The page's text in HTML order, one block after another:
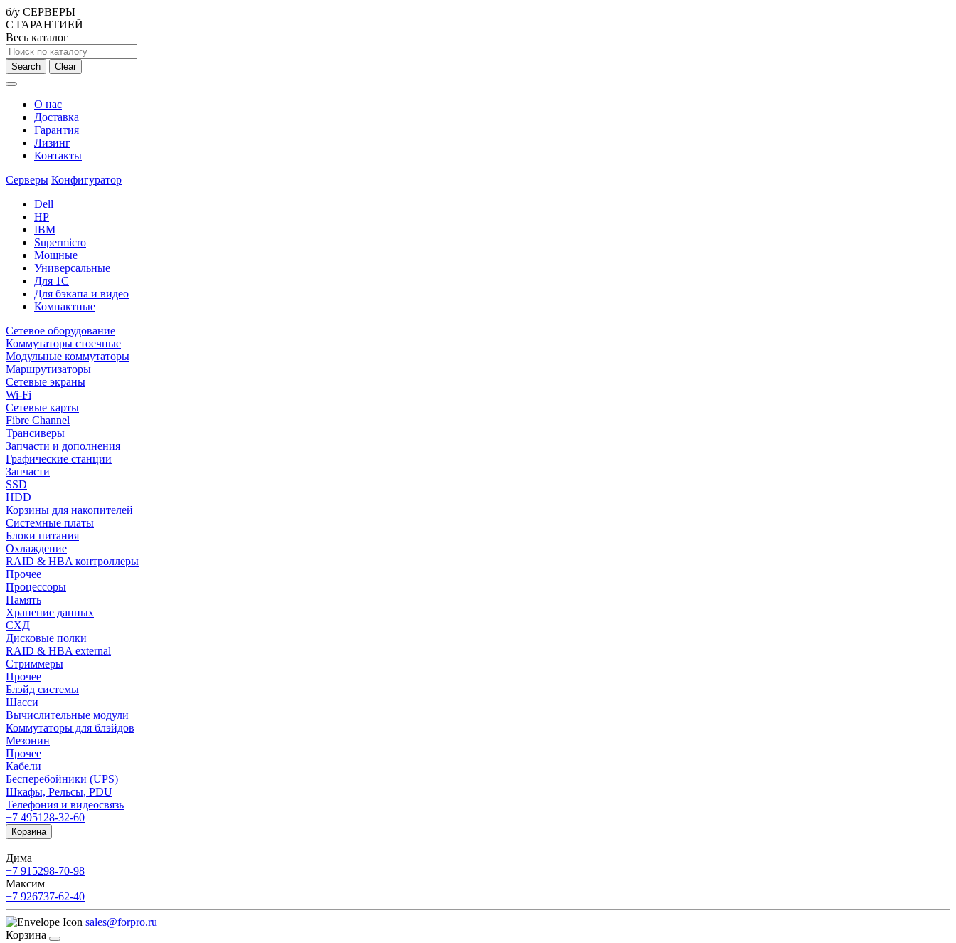
б/у СЕРВЕРЫ
С ГАРАНТИЕЙ
Весь каталог
Search Clear
О нас
Доставка
Гарантия
Лизинг
Контакты
Серверы Конфигуратор
Dell
HP
IBM
Supermicro
Мощные
Универсальные
Для 1С
Для бэкапа и видео
Компактные
Сетевое оборудование
Коммутаторы стоечные
Модульные коммутаторы
Маршрутизаторы
Сетевые экраны
Wi-Fi
Сетевые карты
Fibre Channel
Трансиверы
Запчасти и дополнения
Графические станции
Запчасти
SSD
HDD
Корзины для накопителей
Системные платы
Блоки питания
Охлаждение
RAID & HBA контроллеры
Прочее
Процессоры
Память
Хранение данных
СХД
Дисковые полки
RAID & HBA external
Стриммеры
Прочее
Блэйд системы
Шасси
Вычислительные модули
Коммутаторы для блэйдов
Мезонин
Прочее
Кабели
Бесперебойники (UPS)
Шкафы, Рельсы, PDU
Телефония и видеосвязь
+7 495128-32-60
Корзина
Дима
+7 915298-70-98
Максим
+7 926737-62-40
sales@forpro.ru
Корзина